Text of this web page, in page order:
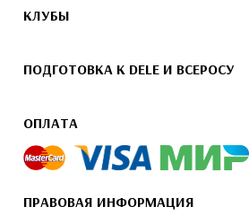
КЛУБЫ
ПОДГОТОВКА К DELE И ВСЕРОСУ
ОПЛАТА
ПРАВОВАЯ ИНФОРМАЦИЯ